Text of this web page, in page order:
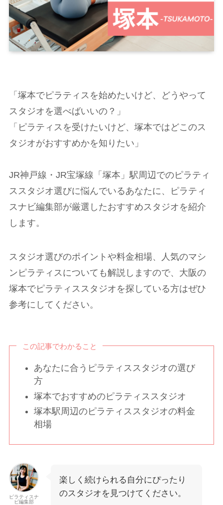
「塚本でピラティスを始めたいけど、どうやって
スタジオを選べばいいの？」
「ピラティスを受けたいけど、塚本ではどこのス
タジオがおすすめかを知りたい」
JR神戸線・JR宝塚線「塚本」駅周辺でのピラティ
ススタジオ選びに悩んでいるあなたに、ピラティ
スナビ編集部が厳選したおすすめスタジオを紹介
します。
スタジオ選びのポイントや料金相場、人気のマシ
ンピラティスについても解説しますので、大阪の
塚本でピラティススタジオを探している方はぜひ
参考にしてください。
この記事でわかること
あなたに合うピラティススタジオの選び
方
塚本でおすすめのピラティススタジオ
塚本駅周辺のピラティススタジオの料金
相場
ピラティスナ
ビ編集部
楽しく続けられる自分にぴったり
のスタジオを見つけてください。